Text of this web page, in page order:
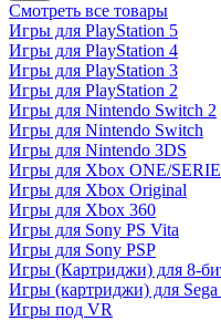
Смотреть все товары
Игры для PlayStation 5
Игры для PlayStation 4
Игры для PlayStation 3
Игры для PlayStation 2
Игры для Nintendo Switch 2
Игры для Nintendo Switch
Игры для Nintendo 3DS
Игры для Xbox ONE/
Игры для Xbox Original
Игры для Xbox 360
Игры для Sony PS Vita
Игры для Sony PSP
Игры (Картриджи) для 8-
Игры (картриджи) для
Игры под VR